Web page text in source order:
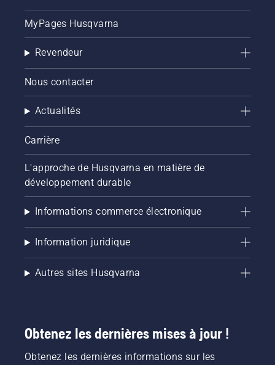
MyPages Husqvarna
Revendeur
Nous contacter
Actualités
Carrière
L'approche de Husqvarna en matière de
développement durable
Informations commerce électronique
Information juridique
Autres sites Husqvarna
Obtenez les dernières mises à jour !
Obtenez les dernières informations sur les